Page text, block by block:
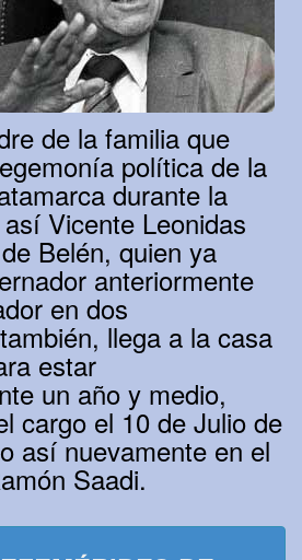
de la familia que
política de la
durante la
Vicente Leonidas
Belén, quien ya
anteriormente
en dos
llega a la casa
estar
un año y medio,
cargo el 10 de Julio de
así nuevamente en el
Saadi.